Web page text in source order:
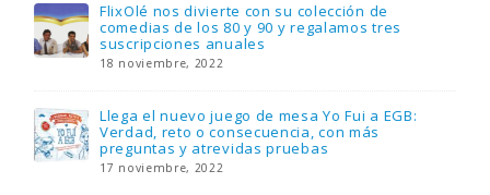
FlixOlé nos divierte con su colección de
comedias de los 80 y 90 y regalamos tres
suscripciones anuales
18 noviembre, 2022
Llega el nuevo juego de mesa Yo Fui a EGB:
Verdad, reto o consecuencia, con más
preguntas y atrevidas pruebas
17 noviembre, 2022